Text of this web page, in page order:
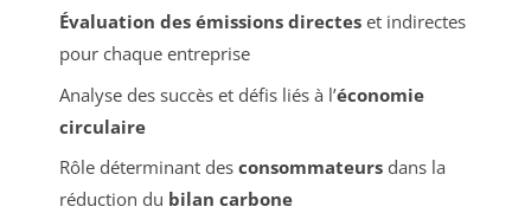
Évaluation des émissions directeset indirectes
pour chaque entreprise
Analyse des succès et défis liés à l’économie
circulaire
Rôle déterminant des consommateursdans la
réduction du bilan carbone